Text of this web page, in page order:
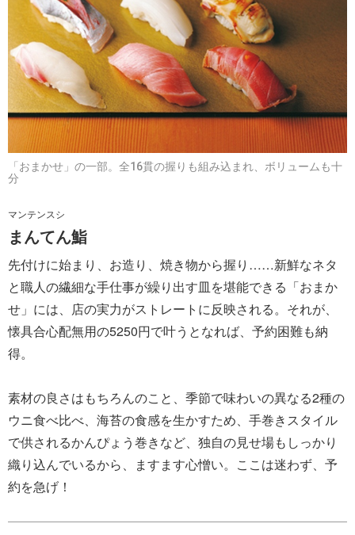
「おまかせ」の一部。全16貫の握りも組み込まれ、ボリュームも十
分
マンテンスシ
まんてん鮨
先付けに始まり、お造り、焼き物から握り……新鮮なネタ
と職人の繊細な手仕事が繰り出す皿を堪能できる「おまか
せ」には、店の実力がストレートに反映される。それが、
懐具合心配無用の5250円で叶うとなれば、予約困難も納
得。
素材の良さはもちろんのこと、季節で味わいの異なる2種の
ウニ食べ比べ、海苔の食感を生かすため、手巻きスタイル
で供されるかんぴょう巻きなど、独自の見せ場もしっかり
織り込んでいるから、ますます心憎い。ここは迷わず、予
約を急げ！